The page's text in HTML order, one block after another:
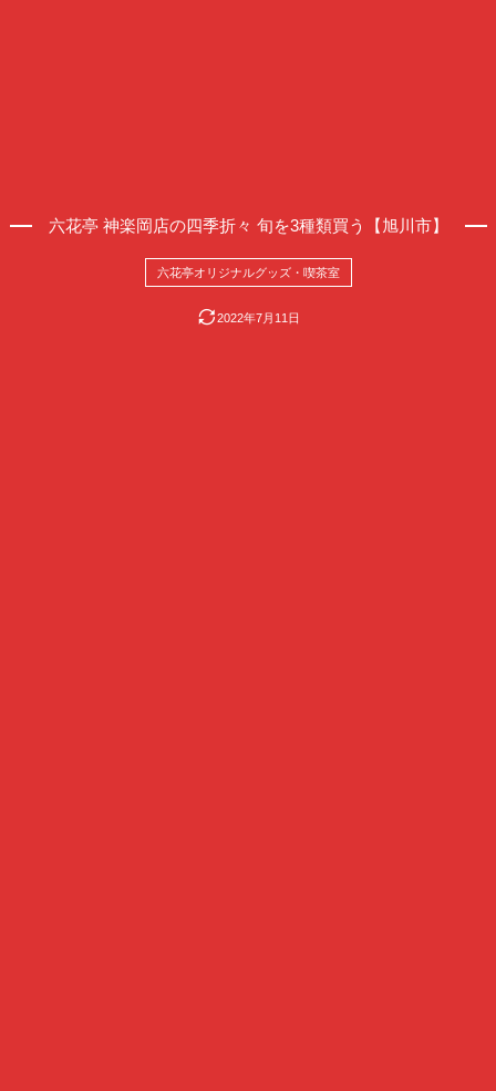
六花亭 神楽岡店の四季折々 旬を3種類買う【旭川市】
六花亭オリジナルグッズ・喫茶室
2022年7月11日